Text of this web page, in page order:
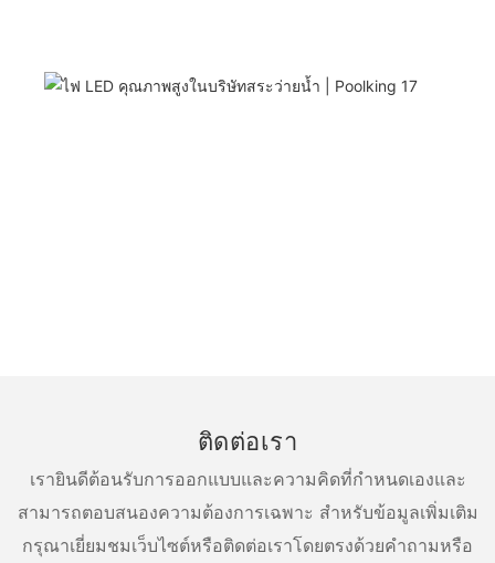
ติดต่อเรา
เรายินดีต้อนรับการออกแบบและความคิดที่กำหนดเองและ
สามารถตอบสนองความต้องการเฉพาะ สำหรับข้อมูลเพิ่มเติม
กรุณาเยี่ยมชมเว็บไซต์หรือติดต่อเราโดยตรงด้วยคำถามหรือ